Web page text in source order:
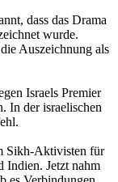
dass das Drama
wurde.
Auszeichnung als
Israels Premier
In der israelischen
Sikh-Aktivisten für
Indien. Jetzt nahm